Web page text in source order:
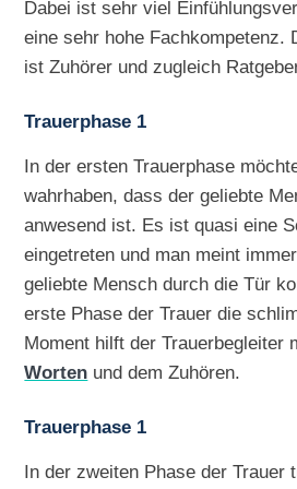
Dabei ist sehr viel
eine sehr hohe Fachkompetenz.
ist Zuhörer und zugleich
Trauerphase 1
In der ersten Trauerphase
wahrhaben, dass der geliebte
anwesend ist. Es ist quasi eine
eingetreten und man meint
geliebte Mensch durch die Tür
erste Phase der Trauer die
Moment hilft der Trauerbegleiter
Worten und dem Zuhören.
Trauerphase 1
In der zweiten Phase der Trauer